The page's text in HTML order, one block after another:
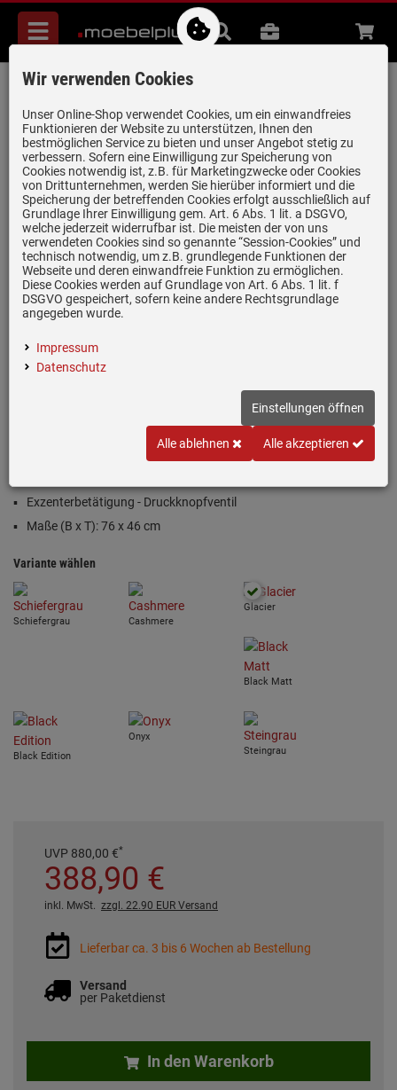
Menü
Suche
B2B Beratung
Franke Kubus 2 KNG 110-62 Glacier -
125.0512.517 Granitspüle
Artikel-Nummer:19961360 | Herstellernummer: 125.0512.517 |
EAN:7612985247658
Exzenterbetätigung - Druckknopfventil
Maße (B x T): 76 x 46 cm
Variante wählen
Schiefergrau Cashmere
Glacier
Black Matt
Black Edition
Onyx
Steingrau
UVP 880,00 €*
388,90 €
inkl. MwSt. zzgl. 22.90 EUR Versand
Lieferbar ca. 3 bis 6 Wochen ab Bestellung
Versand
per Paketdienst
In den Warenkorb
Wir verwenden Cookies
Unser Online-Shop verwendet Cookies, um ein einwandfreies
Funktionieren der Website zu unterstützen, Ihnen den
bestmöglichen Service zu bieten und unser Angebot stetig zu
verbessern. Sofern eine Einwilligung zur Speicherung von
Cookies notwendig ist, z.B. für Marketingzwecke oder Cookies
von Drittunternehmen, werden Sie hierüber informiert und die
Speicherung der betreffenden Cookies erfolgt ausschließlich auf
Grundlage Ihrer Einwilligung gem. Art. 6 Abs. 1 lit. a DSGVO,
welche jederzeit widerrufbar ist. Die meisten der von uns
verwendeten Cookies sind so genannte “Session-Cookies” und
technisch notwendig, um z.B. grundlegende Funktionen der
Webseite und deren einwandfreie Funktion zu ermöglichen.
Diese Cookies werden auf Grundlage von Art. 6 Abs. 1 lit. f
DSGVO gespeichert, sofern keine andere Rechtsgrundlage
angegeben wurde.
Impressum
Datenschutz
Einstellungen öffnen
Alle ablehnen Alle akzeptieren